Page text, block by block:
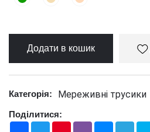
Додати в кошик
Категорія: Мереживні трусики
Поділитися:
Facebook
TwitterPinterestViber